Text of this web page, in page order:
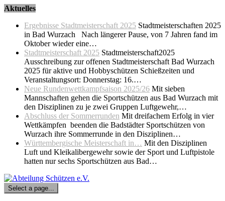
Skip
content
Aktuelles
Ergebnisse Stadtmeisterschaft 2025 Stadtmeisterschaften 2025
in Bad Wurzach Nach längerer Pause, von 7 Jahren fand im
Oktober wieder eine…
Stadtmeisterschaft 2025 Stadtmeisterschaft2025
Ausschreibung zur offenen Stadtmeisterschaft Bad Wurzach
2025 für aktive und Hobbyschützen Schießzeiten und
Veranstaltungsort: Donnerstag: 16.…
Neue Rundenwettkampfsaison 2025/26 Mit sieben
Mannschaften gehen die Sportschützen aus Bad Wurzach mit
den Disziplinen zu je zwei Gruppen Luftgewehr,…
Abschluss der Sommerrunden Mit dreifachem Erfolg in vier
Wettkämpfen beenden die Badstädter Sportschützen von
Wurzach ihre Sommerrunde in den Disziplinen…
Württembergische Meisterschaft in… Mit den Disziplinen
Luft und Kleikalibergewehr sowie der Sport und Luftpistole
hatten nur sechs Sportschützen aus Bad…
Select a page...